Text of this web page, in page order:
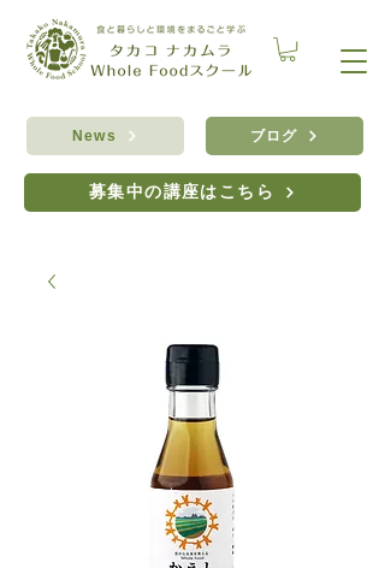
News
募集中の講座はこちら
ブログ